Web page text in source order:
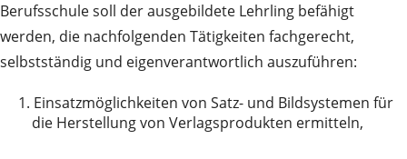
Berufsschule soll der ausgebildete Lehrling befähigt
werden, die nachfolgenden Tätigkeiten fachgerecht,
selbstständig und eigenverantwortlich auszuführen:
1. Einsatzmöglichkeiten von Satz- und Bildsystemen für
die Herstellung von Verlagsprodukten ermitteln,